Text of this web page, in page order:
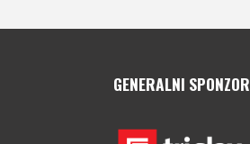
GENERALNI SPONZOR